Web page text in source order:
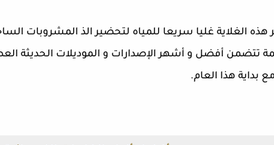
الغلاية غليا سريعا للمياه لتحضير الذ المشروبات
تتضمن أفضل و أشهر الإصدارات و الموديلات الحديثة
بداية هذا العام.